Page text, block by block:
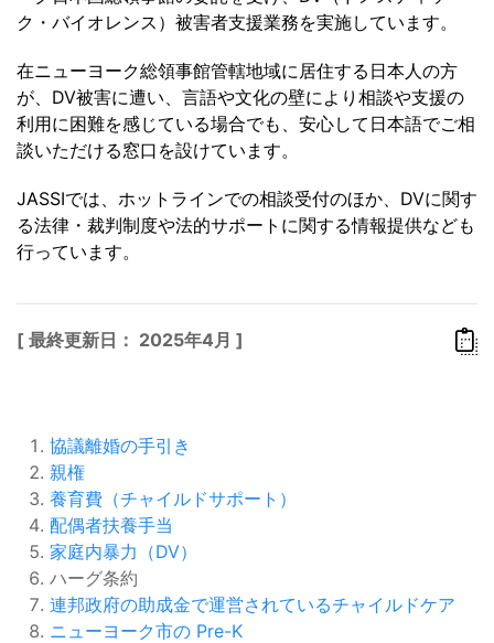
ク・バイオレンス）被害者支援業務を実施しています。
在ニューヨーク総領事館管轄地域に居住する日本人の方
が、DV被害に遭い、言語や文化の壁により相談や支援の
利用に困難を感じている場合でも、安心して日本語でご相
談いただける窓口を設けています。
JASSIでは、ホットラインでの相談受付のほか、DVに関す
る法律・裁判制度や法的サポートに関する情報提供なども
行っています。
[ 最終更新日： 2025年4月 ]
協議離婚の手引き
親権
養育費（チャイルドサポート）
配偶者扶養手当
家庭内暴力（DV）
ハーグ条約
連邦政府の助成金で運営されているチャイルドケア
ニューヨーク市の Pre-K